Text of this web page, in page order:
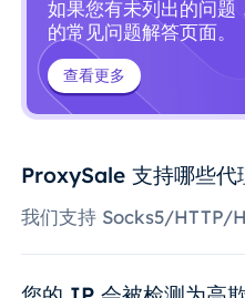
如果您有未列出的问题
的常见问题解答页面。
查看更多
ProxySale 支持哪些代
我们支持 Socks5/HTTP/